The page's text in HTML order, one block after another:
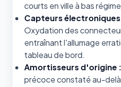
courts en ville à bas
Capteurs électroniques
Oxydation des
entraînant l'allumage
tableau de bord.
Amortisseurs d'origine :
précoce constaté au-